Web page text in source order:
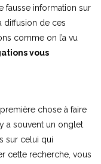
fausse information sur
diffusion de ces
comme on l’a vu
vous
chose à faire
a souvent un onglet
sur celui qui
cette recherche, vous